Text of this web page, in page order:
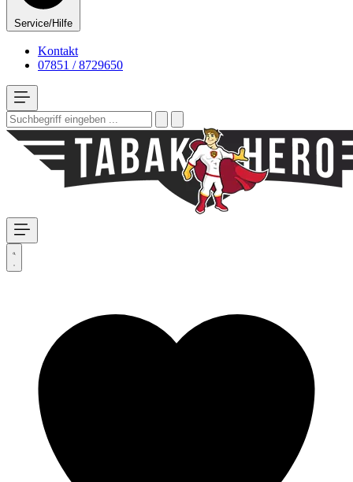
Service/Hilfe
Kontakt
07851 / 8729650